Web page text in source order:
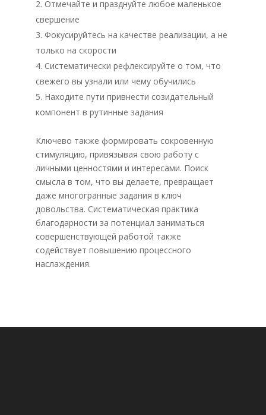
Отмечайте и празднуйте любое маленькое
свершение
Фокусируйтесь на качестве реализации, а не
только на скорости
Систематически рефлексируйте о том, что
свежего вы узнали или чему обучились
Находите пути привнести созидательный
компонент в рутинные задания
Ключево также формировать сокровенную
стимуляцию, привязывая свою работу с
личными ценностями и интересами. Поиск
смысла в том, что вы делаете, превращает
даже многогранные задания в ключ
довольства. Систематическая практика
благодарности за потенциал заниматься
совершенствующей работой также
содействует повышению процессного
наслаждения.